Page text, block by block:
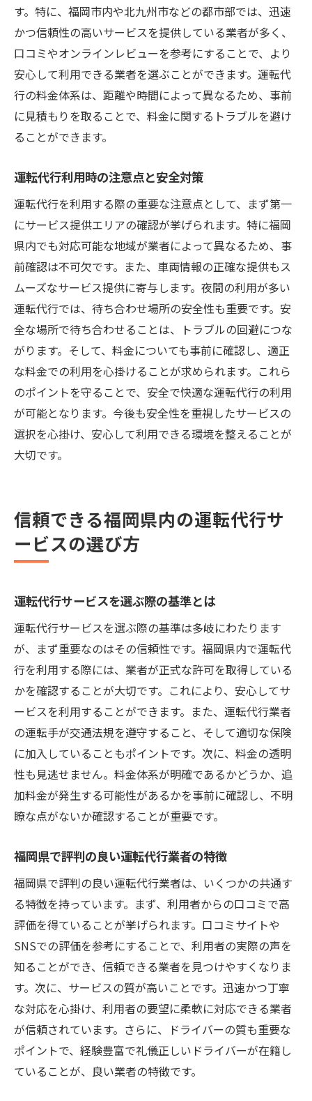
利用者の評価を基にした選択ポイント
運転代行業者を選ぶ際の注意点とアドバイ
ス
す。特に、福岡市内や北九州市などの都市部では、迅速
かつ信頼性の高いサービスを提供している業者が多く、
口コミやオンラインレビューを参考にすることで、より
安心して利用できる業者を選ぶことができます。運転代
行の料金体系は、距離や時間によって異なるため、事前
に見積もりを取ることで、料金に関するトラブルを避け
ることができます。
運転代行利用時の注意点と安全対策
運転代行を利用する際の重要な注意点として、まず第一
にサービス提供エリアの確認が挙げられます。特に福岡
県内でも対応可能な地域が業者によって異なるため、事
前確認は不可欠です。また、車両情報の正確な提供もス
ムーズなサービス提供に寄与します。夜間の利用が多い
運転代行では、待ち合わせ場所の安全性も重要です。安
全な場所で待ち合わせることは、トラブルの回避につな
がります。そして、料金についても事前に確認し、適正
な料金での利用を心掛けることが求められます。これら
のポイントを守ることで、安全で快適な運転代行の利用
が可能となります。今後も安全性を重視したサービスの
選択を心掛け、安心して利用できる環境を整えることが
大切です。
信頼できる福岡県内の運転代行サ
ービスの選び方
運転代行サービスを選ぶ際の基準とは
運転代行サービスを選ぶ際の基準は多岐にわたります
が、まず重要なのはその信頼性です。福岡県内で運転代
行を利用する際には、業者が正式な許可を取得している
かを確認することが大切です。これにより、安心してサ
ービスを利用することができます。また、運転代行業者
の運転手が交通法規を遵守すること、そして適切な保険
に加入していることもポイントです。次に、料金の透明
性も見逃せません。料金体系が明確であるかどうか、追
加料金が発生する可能性があるかを事前に確認し、不明
瞭な点がないか確認することが重要です。
福岡県で評判の良い運転代行業者の特徴
福岡県で評判の良い運転代行業者は、いくつかの共通す
る特徴を持っています。まず、利用者からの口コミで高
評価を得ていることが挙げられます。口コミサイトや
SNSでの評価を参考にすることで、利用者の実際の声を
知ることができ、信頼できる業者を見つけやすくなりま
す。次に、サービスの質が高いことです。迅速かつ丁寧
な対応を心掛け、利用者の要望に柔軟に対応できる業者
が信頼されています。さらに、ドライバーの質も重要な
ポイントで、経験豊富で礼儀正しいドライバーが在籍し
ていることが、良い業者の特徴です。